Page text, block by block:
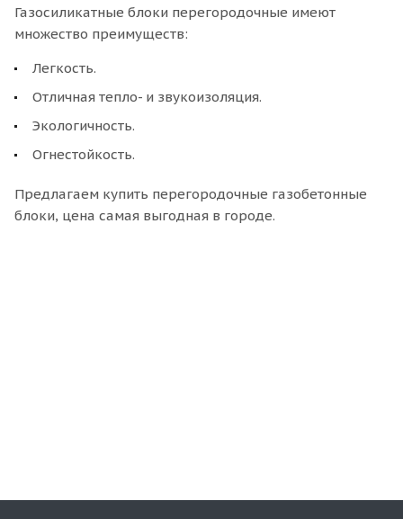
Газосиликатные блоки перегородочные имеют
множество преимуществ:
Легкость.
Отличная тепло- и звукоизоляция.
Экологичность.
Огнестойкость.
Предлагаем купить перегородочные газобетонные
блоки, цена самая выгодная в городе.